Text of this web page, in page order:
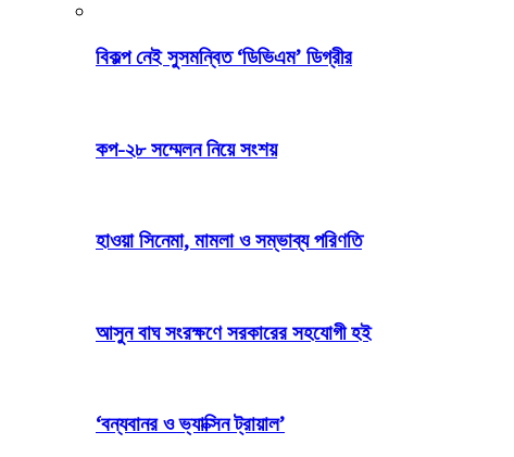
বিকল্প নেই সুসমন্বিত ‘ডিভিএম’ ডিগ্রীর
কপ-২৮ সম্মেলন নিয়ে সংশয়
হাওয়া সিনেমা, মামলা ও সম্ভাব্য পরিণতি
আসুন বাঘ সংরক্ষণে সরকারের সহযোগী হই
‘বন্যবানর ও ভ্যাক্সিন ট্রায়াল’